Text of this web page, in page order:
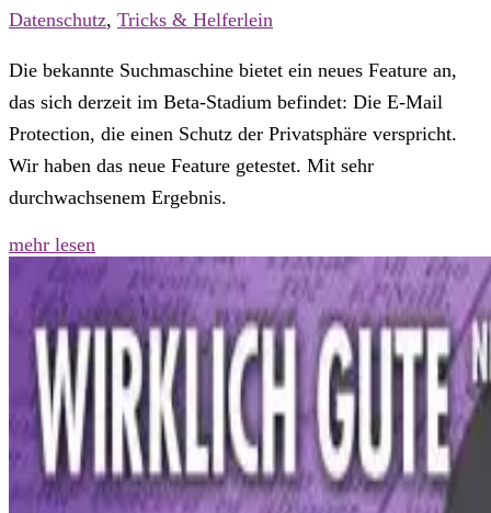
Datenschutz, Tricks & Helferlein
Die bekannte Suchmaschine bietet ein neues Feature an,
das sich derzeit im Beta-Stadium befindet: Die E-Mail
Protection, die einen Schutz der Privatsphäre verspricht.
Wir haben das neue Feature getestet. Mit sehr
durchwachsenem Ergebnis.
mehr lesen